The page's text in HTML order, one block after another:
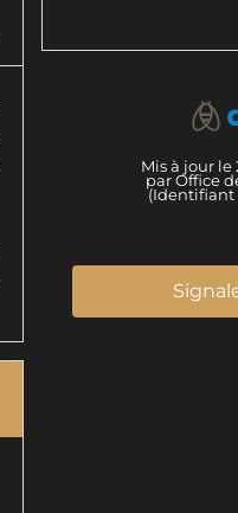
Mis à jour le
par Office
(Identifiant